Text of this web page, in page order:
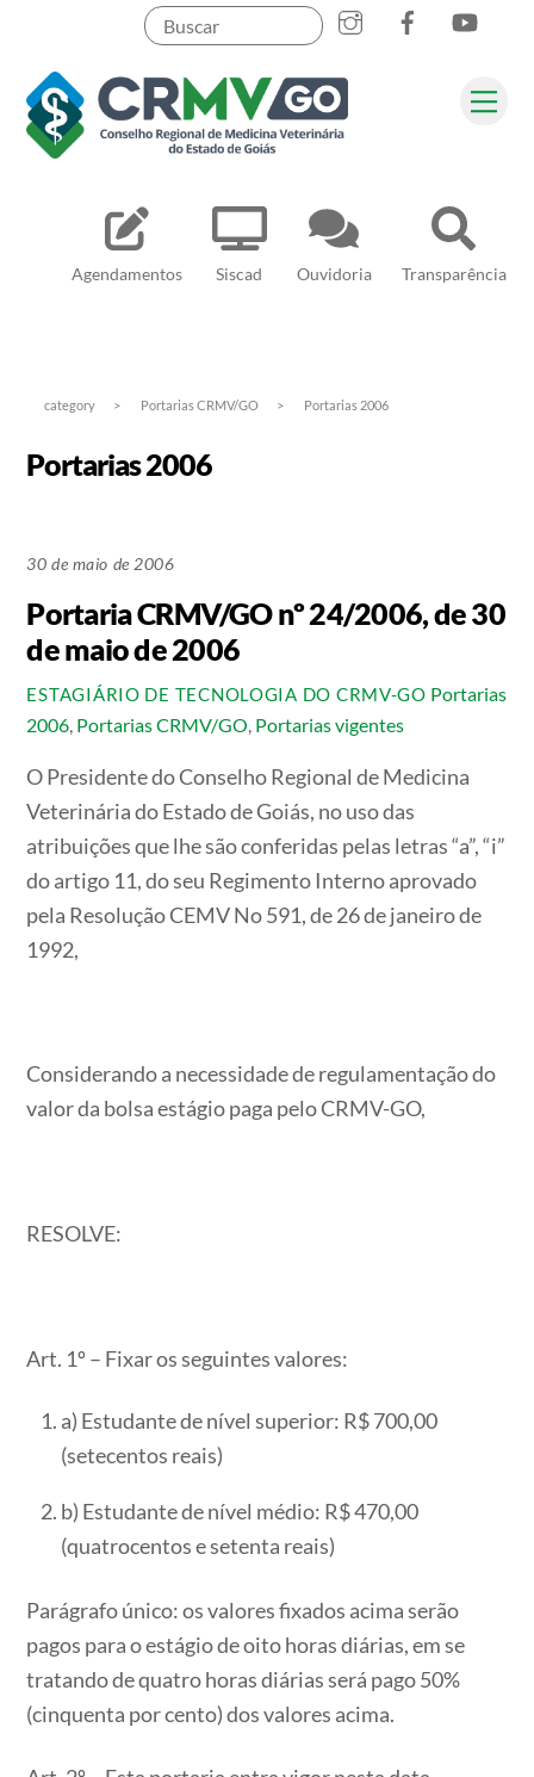
content
Agendamentos Siscad Ouvidoria Transparência
Pesquisar
category > Portarias CRMV/GO > Portarias 2006
Portarias 2006
30 de maio de 2006
Portaria CRMV/GO nº 24/2006, de 30
de maio de 2006
ESTAGIÁRIO DE TECNOLOGIA DO CRMV-GO Portarias
2006, Portarias CRMV/GO, Portarias vigentes
O Presidente do Conselho Regional de Medicina
Veterinária do Estado de Goiás, no uso das
atribuições que lhe são conferidas pelas letras “a”, “i”
do artigo 11, do seu Regimento Interno aprovado
pela Resolução CEMV No 591, de 26 de janeiro de
1992,
Considerando a necessidade de regulamentação do
valor da bolsa estágio paga pelo CRMV-GO,
RESOLVE:
Art. 1º – Fixar os seguintes valores:
a) Estudante de nível superior: R$ 700,00
(setecentos reais)
b) Estudante de nível médio: R$ 470,00
(quatrocentos e setenta reais)
Parágrafo único: os valores fixados acima serão
pagos para o estágio de oito horas diárias, em se
tratando de quatro horas diárias será pago 50%
(cinquenta por cento) dos valores acima.